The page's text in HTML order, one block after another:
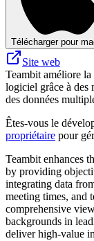
Télécharger pour
Site web
Teambit améliore
logiciel grâce à des
des données
Êtes-vous le
propriétaire pour
Teambit enhances
by providing
integrating data
meeting times, and
comprehensive
backgrounds in
deliver high-value